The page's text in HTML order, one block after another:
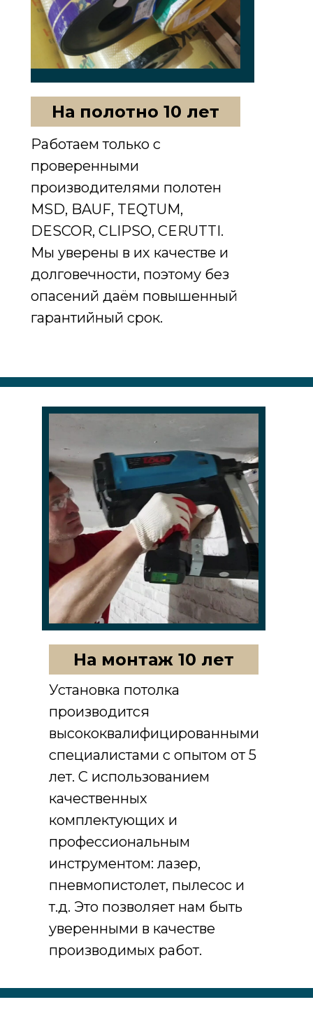
На полотно 10 лет
На монтаж 10 лет
Работаем только с
проверенными
производителями полотен
MSD, BAUF, TEQTUM,
DESCOR, CLIPSO, CERUTTI.
Мы уверены в их качестве и
долговечности, поэтому без
опасений даём повышенный
гарантийный срок.
Установка потолка
производится
высококвалифицированными
специалистами с опытом от 5
лет. С использованием
качественных
комплектующих и
профессиональным
инструментом: лазер,
пневмопистолет, пылесос и
т.д. Это позволяет нам быть
уверенными в качестве
производимых работ.